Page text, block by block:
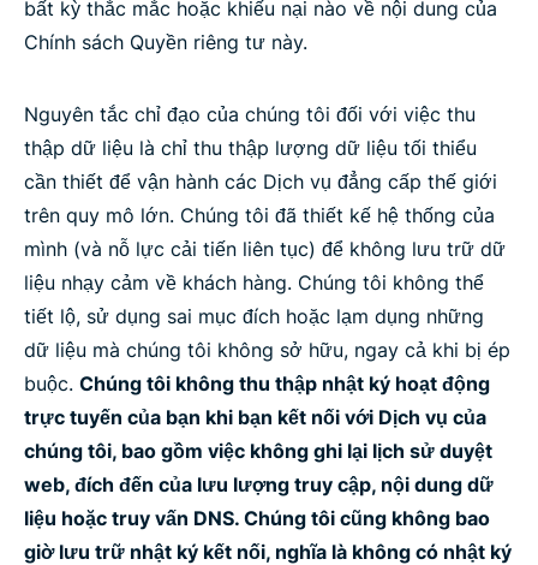
bất kỳ thắc mắc hoặc khiếu nại nào về nội dung của
Chính sách Quyền riêng tư này.
Nguyên tắc chỉ đạo của chúng tôi đối với việc thu
thập dữ liệu là chỉ thu thập lượng dữ liệu tối thiểu
cần thiết để vận hành các Dịch vụ đẳng cấp thế giới
trên quy mô lớn. Chúng tôi đã thiết kế hệ thống của
mình (và nỗ lực cải tiến liên tục) để không lưu trữ dữ
liệu nhạy cảm về khách hàng. Chúng tôi không thể
tiết lộ, sử dụng sai mục đích hoặc lạm dụng những
dữ liệu mà chúng tôi không sở hữu, ngay cả khi bị ép
buộc. Chúng tôi không thu thập nhật ký hoạt động
trực tuyến của bạn khi bạn kết nối với Dịch vụ của
chúng tôi, bao gồm việc không ghi lại lịch sử duyệt
web, đích đến của lưu lượng truy cập, nội dung dữ
liệu hoặc truy vấn DNS. Chúng tôi cũng không bao
giờ lưu trữ nhật ký kết nối, nghĩa là không có nhật ký